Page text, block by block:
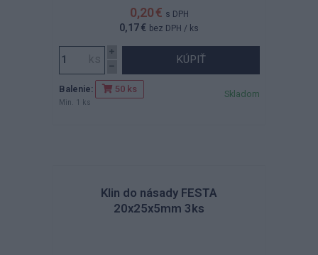
0,20 € s DPH
0,17 € bez DPH / ks
KÚPIŤ
Balenie: 50 ks
Min. 1 ks
Skladom
Klin do násady FESTA
20x25x5mm 3ks